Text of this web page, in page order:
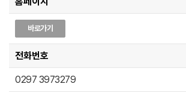
예약
맘 투비 컴포트(임산부마사지) 60분
Mum to be Comfort - 60 mins
투어픽 오퍼
바로가기
전화번호
0297 3973279